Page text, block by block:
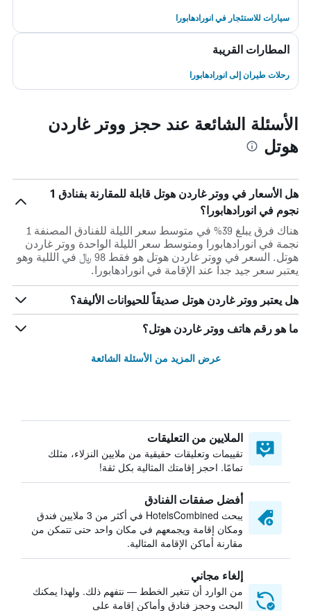
سيارات للاستئجار في انورادهابورا
المطارات القريبة
رحلات طيران إلى انورادهابورا
الأسئلة الشائعة عند حجز ووتر غاردن
هوتل
هل الأسعار في ووتر غاردن هوتل قابلة للمقارنة بفنادق 1
نجوم في انورادهابورا؟
هناك فرق يبلغ 39% في متوسط ​​سعر الليلة للفنادق المصنفة 1
نجمة في انورادهابورا ومتوسط ​​سعر الليلة الواحدة ووتر غاردن
هوتل. السعر في ووتر غاردن هوتل هو فقط 98 ﷼ في الللية وهو
يعتبر سعر جيد جداً عند الإقامة في انورادهابورا.
هل يعتبر ووتر غاردن هوتل صديقاً للحيوانات الأليفة؟
ما هو رقم هاتف ووتر غاردن هوتل؟
عرض المزيد من الأسئلة الشائعة
الملايين من التعليقات
تقييمات وتعليقات حقيقية من ملايين النزلاء، مثلك
تمامًا. احجز إقامتك المثالية بكل ثقة!
أفضل صفقات الفنادق
يبحث HotelsCombined في أكثر من 3 ملايين فندق
ومكان إقامة ويجمعهم في مكان واحد حتى تتمكن من
مقارنة أماكن الإقامة المثالية.
إلغاء مجاني
من الوارد أن تتغير الخطط — نتفهم ذلك. ولهذا يمكنك
البحث وحجز فنادق وأماكن إقامة على